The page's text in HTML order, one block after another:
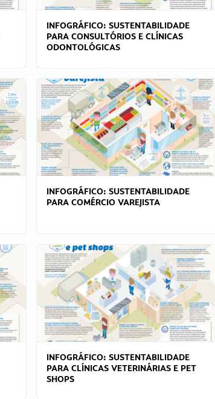
INFOGRÁFICO: SUSTENTABILIDADE
PARA CONSULTÓRIOS E CLÍNICAS
ODONTOLÓGICAS
INFOGRÁFICO: SUSTENTABILIDADE
PARA COMÉRCIO VAREJISTA
INFOGRÁFICO: SUSTENTABILIDADE
PARA CLÍNICAS VETERINÁRIAS E PET
SHOPS